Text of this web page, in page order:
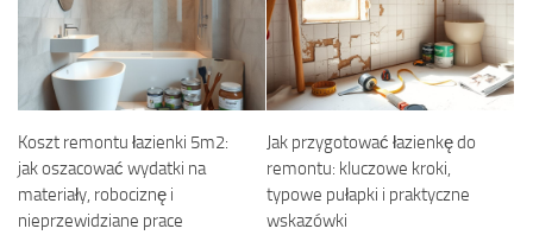
Koszt remontu łazienki 5m2:
jak oszacować wydatki na
materiały, robociznę i
nieprzewidziane prace
Jak przygotować łazienkę do
remontu: kluczowe kroki,
typowe pułapki i praktyczne
wskazówki